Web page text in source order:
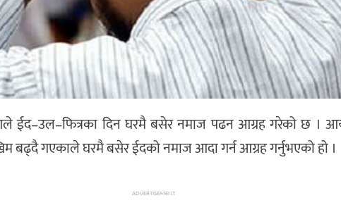
ईद–उल–फित्रका दिन घरमै बसेर नमाज पढन आग्रह गरेको छ ।
बढ्दै गएकाले घरमै बसेर ईदको नमाज आदा गर्न आग्रह गर्नुभएको हो ।
ADVERTISEMENT